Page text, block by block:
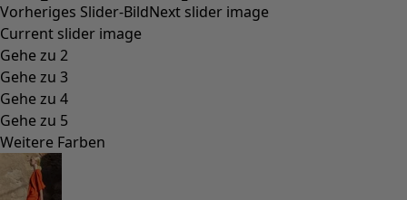
Vorheriges Slider-BildNext slider image
Current slider image
Gehe zu 2
Gehe zu 3
Gehe zu 4
Gehe zu 5
Weitere Farben